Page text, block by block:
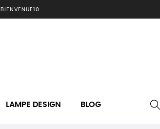
LAMPE DESIGN BLOG